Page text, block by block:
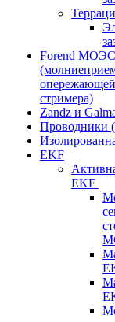
Forend МОЭС
стримера)
Zandz и
Проводники
EKF
EKF